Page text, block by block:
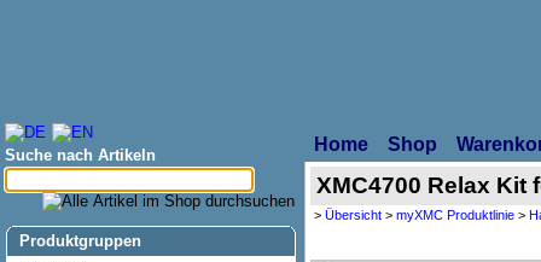
Suche nach Artikeln
Produktgruppen
Home Shop
XMC4700 Relax Kit
> Übersicht > myXMC Produktlinie >